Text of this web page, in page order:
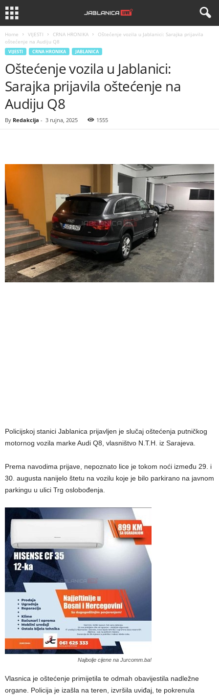
Home VIJESTI CRNA HRONIKA
Oštećenje vozila u Jablanici: Sarajka prijavila
oštećenje na Audiju Q8
VIJESTI CRNA HRONIKA JABLANICA
Oštećenje vozila u Jablanici:
Sarajka prijavila oštećenje na
Audiju Q8
By Redakcija - 3 rujna, 2025 1555
Policijskoj stanici Jablanica prijavljen je slučaj oštećenja putničkog
motornog vozila marke Audi Q8, vlasništvo N.T.H. iz Sarajeva.
Prema navodima prijave, nepoznato lice je tokom noći između 29. i
30. augusta nanijelo štetu na vozilu koje je bilo parkirano na javnom
parkingu u ulici Trg oslobođenja.
Najbolje cijene na Jurcomm.ba!
Vlasnica je oštećenje primijetila te odmah obavijestila nadležne
organe. Policija je izašla na teren, izvršila uviđaj, te pokrenula